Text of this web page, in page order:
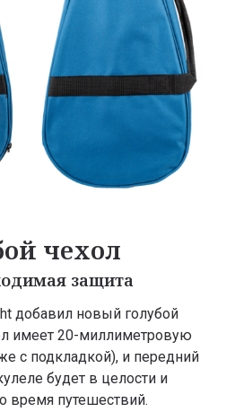
чехол
защита
добавил новый голубой
имеет 20-миллиметровую
с подкладкой), и передний
будет в целости и
время путешествий.